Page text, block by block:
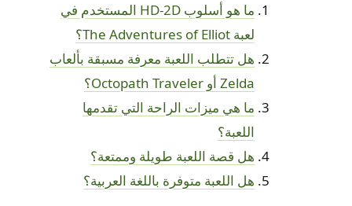
ما هو أسلوب HD-2D المستخدم في
لعبة The Adventures of Elliot؟
هل تتطلب اللعبة معرفة مسبقة بألعاب
Zelda أو Octopath Traveler؟
ما هي ميزات الراحة التي تقدمها
اللعبة؟
هل قصة اللعبة طويلة وممتعة؟
هل اللعبة متوفرة باللغة العربية؟